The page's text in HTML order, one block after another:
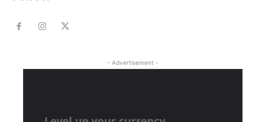
- Advertisement -